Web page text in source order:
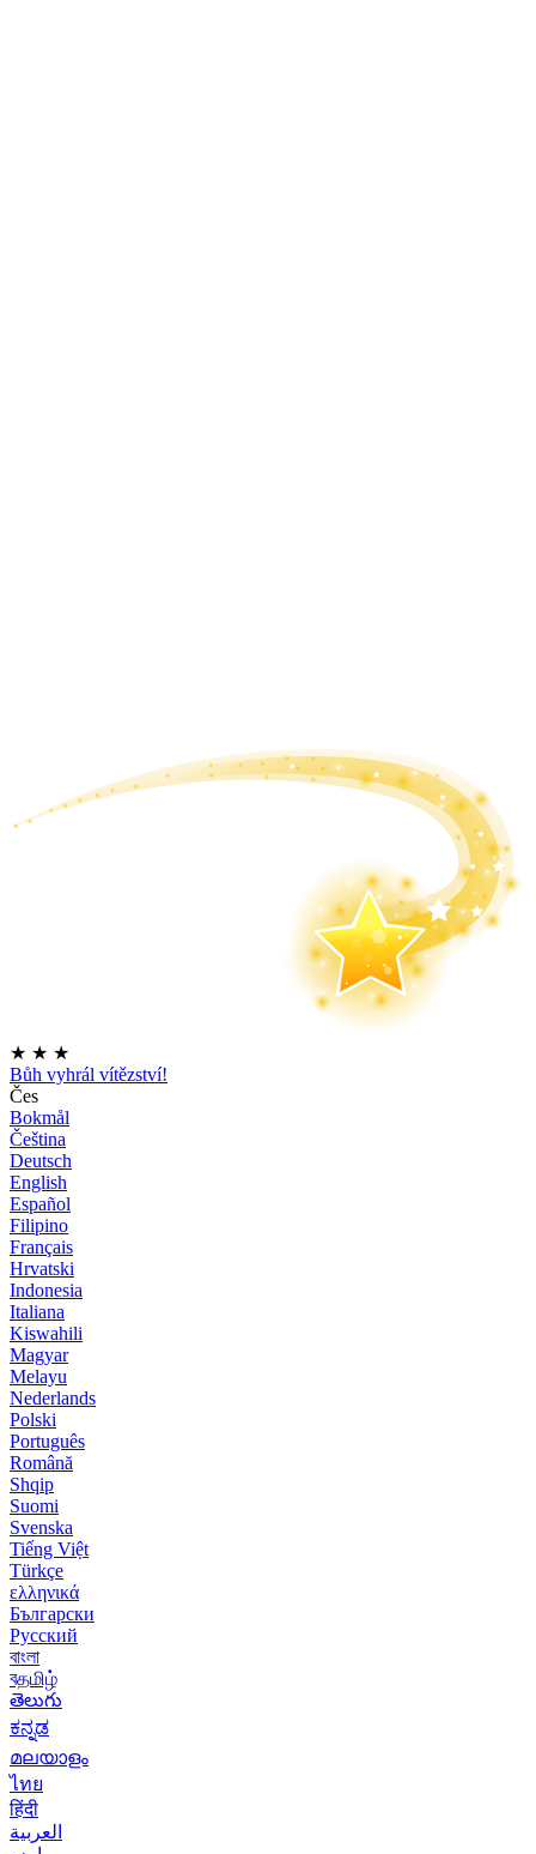
★ ★ ★
Bůh vyhrál vítězství!
Čes
Bokmål
Čeština
Deutsch
English
Español
Filipino
Français
Hrvatski
Indonesia
Italiana
Kiswahili
Magyar
Melayu
Nederlands
Polski
Português
Română
Shqip
Suomi
Svenska
Tiếng Việt
Türkçe
ελληνικά
Български
Русский
বাংলা
বதமிழ்
తెలుగు
ಕನ್ನಡ
മലയാളം
ไทย
हिंदी
العربية